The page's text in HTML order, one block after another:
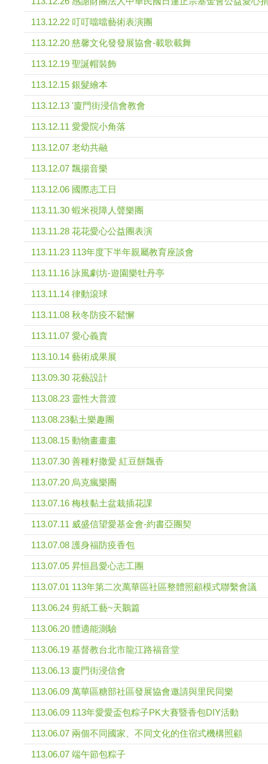
113.12.22 叮叮噹噹藝術表演團
113.12.20 慈馨文化發發展協會-載歌載舞
113.12.19 聖誕帽裝飾
113.12.15 銀髮繪本
113.12.13 '廈門街浸信會教會
113.12.11 愛愛院小角落
113.12.07 老幼共融
113.12.07 飄揚音樂
113.12.06 國際志工日
113.11.30 蝦米視障人聲樂團
113.11.28 花花愛心公益團表演
113.11.23 113年度下半年親屬教育座談會
113.11.16 詠風劇坊-遊園樂牡丹亭
113.11.14 律動滾球
113.11.08 秋冬防疫不鬆懈
113.11.07 愛心義賣
113.10.14 藝術成果展
113.09.30 花藝設計
113.08.23 靈性大普渡
113.08.23黏土樂趣團
113.08.15 動物畫畫畫
113.07.30 善種籽撒愛 紅豆餅飄香
113.07.20 烏克瘋樂團
113.07.16 梅枝黏土盆栽插花課
113.07.11 威盛信望愛基金會-約書亞團契
113.07.08 護身福防疫香包
113.07.05 昇恒昌愛心志工團
113.07.01 113年第二次萬華區社區整體照顧模式聯繫會議
113.06.24 剪紙工藝~天鵝篇
113.06.20 體適能測驗
113.06.19 基督教台北市龍江路福音堂
113.06.13 廈門街浸信會
113.06.09 萬華區糖部社區發展協會邀請與里民同樂
113.06.09 113年愛愛盃包粽子PK大賽暨香包DIY活動
113.06.07 兩個不同國家、不同文化的住宿式機構照顧
113.06.07 端午節包粽子